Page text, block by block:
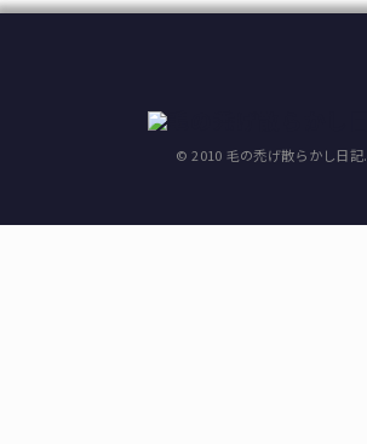
© 2010 毛の禿げ散らかし日記.